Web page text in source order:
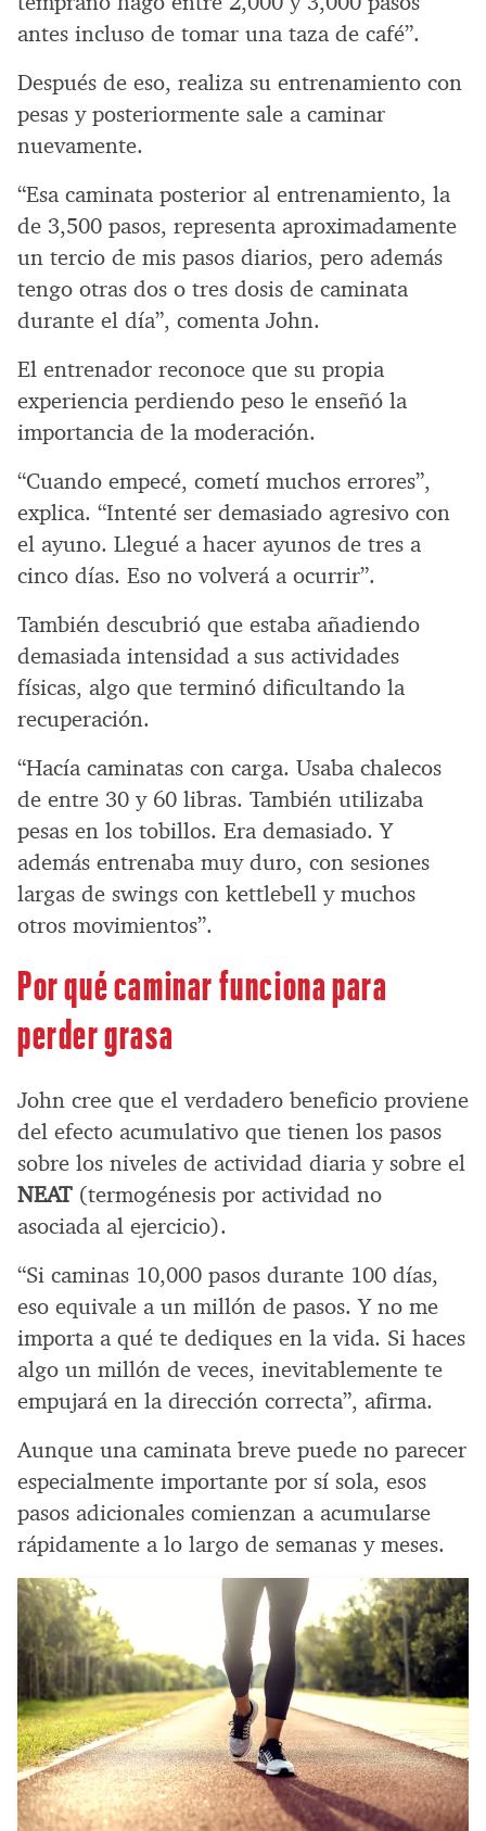
antes incluso de tomar una taza de café”.
Después de eso, realiza su entrenamiento con
pesas y posteriormente sale a caminar
nuevamente.
“Esa caminata posterior al entrenamiento, la
de 3,500 pasos, representa aproximadamente
un tercio de mis pasos diarios, pero además
tengo otras dos o tres dosis de caminata
durante el día”, comenta John.
El entrenador reconoce que su propia
experiencia perdiendo peso le enseñó la
importancia de la moderación.
“Cuando empecé, cometí muchos errores”,
explica. “Intenté ser demasiado agresivo con
el ayuno. Llegué a hacer ayunos de tres a
cinco días. Eso no volverá a ocurrir”.
También descubrió que estaba añadiendo
demasiada intensidad a sus actividades
físicas, algo que terminó dificultando la
recuperación.
“Hacía caminatas con carga. Usaba chalecos
de entre 30 y 60 libras. También utilizaba
pesas en los tobillos. Era demasiado. Y
además entrenaba muy duro, con sesiones
largas de swings con kettlebell y muchos
otros movimientos”.
Por qué caminar funciona para
perder grasa
John cree que el verdadero beneficio proviene
del efecto acumulativo que tienen los pasos
sobre los niveles de actividad diaria y sobre el
NEAT(termogénesis por actividad no
asociada al ejercicio).
“Si caminas 10,000 pasos durante 100 días,
eso equivale a un millón de pasos. Y no me
importa a qué te dediques en la vida. Si haces
algo un millón de veces, inevitablemente te
empujará en la dirección correcta”, afirma.
Aunque una caminata breve puede no parecer
especialmente importante por sí sola, esos
pasos adicionales comienzan a acumularse
rápidamente a lo largo de semanas y meses.